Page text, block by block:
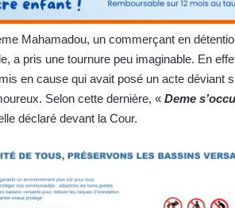
Mahamadou, un commerçant en
a pris une tournure peu imaginable. En
en cause qui avait posé un acte déviant
Selon cette dernière, « Deme
déclaré devant la Cour.